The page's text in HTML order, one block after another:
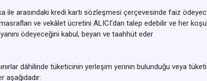
arasındaki kredi kartı sözleşmesi çerçevesinde faiz
ve vekâlet ücretini ALICI’dan talep edebilir ve her
ödeyeceğini kabul, beyan ve taahhüt eder
dâhilinde tüketicinin yerleşim yerinin bulunduğu veya
aşağıdadır: